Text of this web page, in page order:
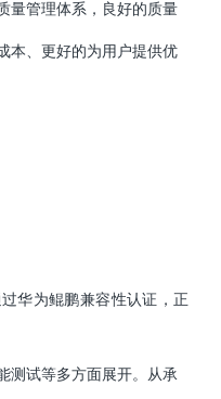
量管理体系，良好的质量
本、更好的为用户提供优
华为鲲鹏兼容性认证，正
测试等多方面展开。从承